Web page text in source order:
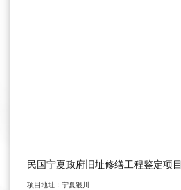
民国宁夏政府旧址修缮工程鉴定项目
项目地址： 宁夏银川